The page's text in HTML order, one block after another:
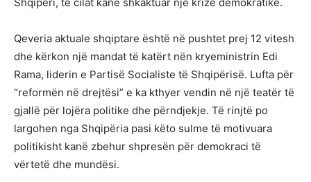
Qeveria aktuale shqiptare është në pushtet prej 12 vitesh
dhe kërkon një mandat të katërt nën kryeministrin Edi
Rama, liderin e Partisë Socialiste të Shqipërisë. Lufta për
“reformën në drejtësi” e ka kthyer vendin në një teatër të
gjallë për lojëra politike dhe përndjekje. Të rinjtë po
largohen nga Shqipëria pasi këto sulme të motivuara
politikisht kanë zbehur shpresën për demokraci të
vërtetë dhe mundësi.